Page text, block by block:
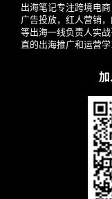
出海笔记专注跨境电
广告投放，红人营销
等出海一线负责人实
直的出海推广和运营学